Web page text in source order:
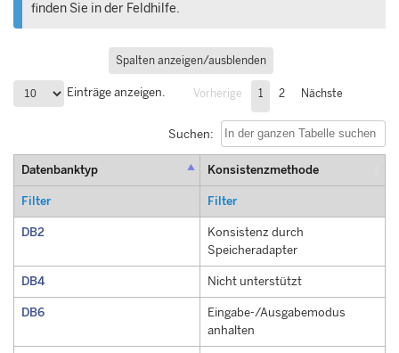
finden Sie in der Feldhilfe.
Spalten anzeigen/ausblenden
Einträge anzeigen. Vorherige 1 2 Nächste
Suchen:
Datenbanktyp Konsistenzmethode
Filter Filter
DB2
Konsistenz durch
Speicheradapter
DB4 Nicht unterstützt
DB6
Eingabe-/Ausgabemodus
anhalten